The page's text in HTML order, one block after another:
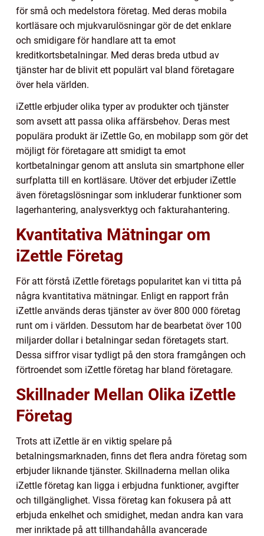
för små och medelstora företag. Med deras mobila
kortläsare och mjukvarulösningar gör de det enklare
och smidigare för handlare att ta emot
kreditkortsbetalningar. Med deras breda utbud av
tjänster har de blivit ett populärt val bland företagare
över hela världen.
iZettle erbjuder olika typer av produkter och tjänster
som avsett att passa olika affärsbehov. Deras mest
populära produkt är iZettle Go, en mobilapp som gör det
möjligt för företagare att smidigt ta emot
kortbetalningar genom att ansluta sin smartphone eller
surfplatta till en kortläsare. Utöver det erbjuder iZettle
även företagslösningar som inkluderar funktioner som
lagerhantering, analysverktyg och fakturahantering.
Kvantitativa Mätningar om
iZettle Företag
För att förstå iZettle företags popularitet kan vi titta på
några kvantitativa mätningar. Enligt en rapport från
iZettle används deras tjänster av över 800 000 företag
runt om i världen. Dessutom har de bearbetat över 100
miljarder dollar i betalningar sedan företagets start.
Dessa siffror visar tydligt på den stora framgången och
förtroendet som iZettle företag har bland företagare.
Skillnader Mellan Olika iZettle
Företag
Trots att iZettle är en viktig spelare på
betalningsmarknaden, finns det flera andra företag som
erbjuder liknande tjänster. Skillnaderna mellan olika
iZettle företag kan ligga i erbjudna funktioner, avgifter
och tillgänglighet. Vissa företag kan fokusera på att
erbjuda enkelhet och smidighet, medan andra kan vara
mer inriktade på att tillhandahålla avancerade